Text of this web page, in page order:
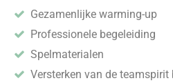
Gezamenlijke warming-up
Professionele begeleiding
Spelmaterialen
Versterken van de teamspirit